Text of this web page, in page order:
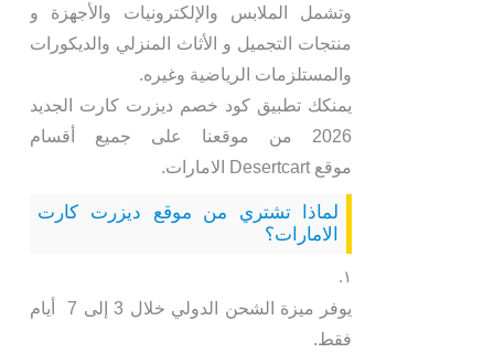
وتشمل الملابس والإلكترونيات والأجهزة و
منتجات التجميل و الأثاث المنزلي والديكورات
والمستلزمات الرياضية وغيره.
يمنكك تطبيق كود خصم ديزرت كارت الجديد
2026 من موقعنا على جميع أقسام
موقع Desertcart الامارات.
لماذا تشتري من موقع ديزرت كارت
الامارات؟
يوفر ميزة الشحن الدولي خلال 3 إلى 7 أيام
فقط.